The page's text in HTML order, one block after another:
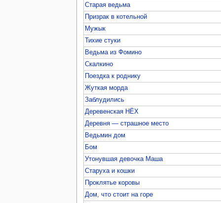
Старая ведьма
Призрак в котельной
Мужык
Тихие стуки
Ведьма из Фомино
Скалкино
Поездка к роднику
Жуткая морда
Заблудились
Деревенская НЁХ
Деревня — страшное место
Ведьмин дом
Бом
Утонувшая девочка Маша
Старуха и кошки
Проклятье коровы
Дом, что стоит на горе